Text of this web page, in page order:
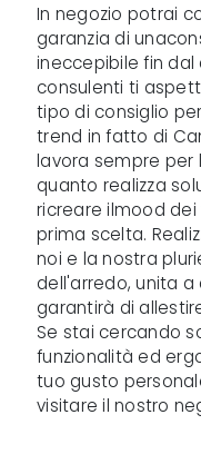
In negozio potrai
garanzia di
ineccepibile fin dal
consulenti ti
tipo di consiglio
trend in fatto di
lavora sempre per
quanto realizza
ricreare ilmood
prima scelta.
noi e la nostra
dell'arredo, unita a
garantirà di
Se stai cercando
funzionalità ed
tuo gusto
visitare il nostro